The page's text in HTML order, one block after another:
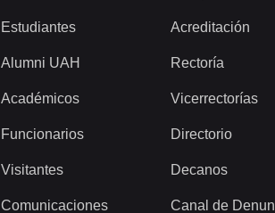
Estudiantes
Alumni UAH
Académicos
Funcionarios
Visitantes
Comunicaciones
Acreditación
Rectoría
Vicerrectorías
Directorio
Decanos
Canal de